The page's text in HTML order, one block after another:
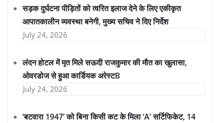
सड़क दुर्घटना पीड़ितों को त्वरित इलाज देने के लिए एकीकृत
आपातकालीन व्यवस्था बनेगी, मुख्य सचिव ने दिए निर्देश
July 24, 2026
लंदन होटल में मृत मिले सऊदी राजकुमार की मौत का खुलासा,
ओवरडोज से हुआ कार्डियक अरेस्टB
July 24, 2026
‘बटवारा 1947’ को बिना किसी कट के मिला ‘A’ सर्टिफिकेट, 14